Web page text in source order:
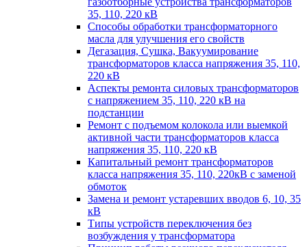
35, 110, 220 кВ
Способы обработки трансформаторного
масла для улучшения его свойств
Дегазация, Сушка, Вакуумирование
трансформаторов класса напряжения 35, 110,
220 кВ
Аспекты ремонта силовых трансформаторов
с напряжением 35, 110, 220 кВ на
подстанции
Ремонт с подъемом колокола или выемкой
активной части трансформаторов класса
напряжения 35, 110, 220 кВ
Капитальный ремонт трансформаторов
класса напряжения 35, 110, 220кВ с заменой
обмоток
Замена и ремонт устаревших вводов 6, 10, 35
кВ
Типы устройств переключения без
возбуждения у трансформатора